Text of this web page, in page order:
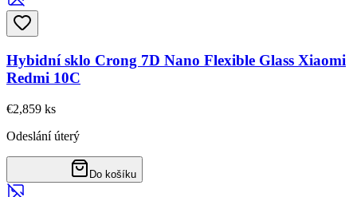
Hybidní sklo Crong 7D Nano Flexible Glass Xiaomi
Redmi 10C
€2,859 ks
Odeslání úterý
Do košíku